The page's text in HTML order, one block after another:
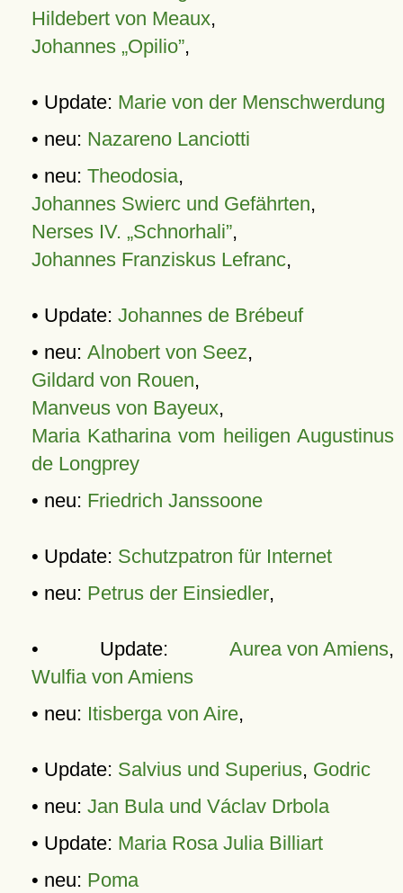
Hildebert von Meaux,
Johannes „Opilio”,
• Update: Marie von der Menschwerdung
• neu: Nazareno Lanciotti
• neu: Theodosia,
Johannes Swierc und Gefährten,
Nerses IV. „Schnorhali”,
Johannes Franziskus Lefranc,
• Update: Johannes de Brébeuf
• neu: Alnobert von Seez,
Gildard von Rouen,
Manveus von Bayeux,
Maria Katharina vom heiligen Augustinus
de Longprey
• neu: Friedrich Janssoone
• Update: Schutzpatron für Internet
• neu: Petrus der Einsiedler,
• Update: Aurea von Amiens,
Wulfia von Amiens
• neu: Itisberga von Aire,
• Update: Salvius und Superius, Godric
• neu: Jan Bula und Václav Drbola
• Update: Maria Rosa Julia Billiart
• neu: Poma